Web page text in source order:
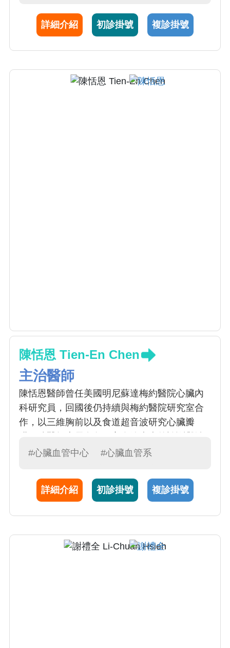
苦，更有效地延長了患者的壽命
詳細介紹 初診掛號 複診掛號
陳恬恩 Tien-En Chen
主治醫師
陳恬恩醫師曾任美國明尼蘇達梅約醫院心臟內
科研究員，回國後仍持續與梅約醫院研究室合
作，以三維胸前以及食道超音波研究心臟瓣
療，對於冠心症，心臟衰竭，心律不整，瓣膜
壓，高血脂以及糖尿病，均有深入的專研與經
驗。陳醫師亦專精於心臟科急重症病患的照
#心臟血管中心 #心臟血管系
詳細介紹 初診掛號 複診掛號